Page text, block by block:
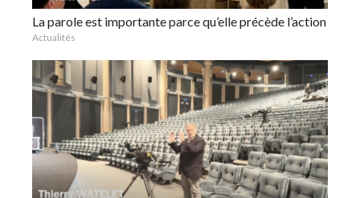
La parole est importante parce qu’elle précède l’action
Actualités